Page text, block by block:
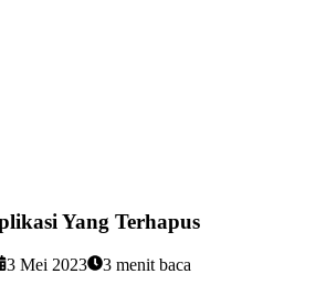
Yang Terhapus
3 Mei 2023 3 menit baca